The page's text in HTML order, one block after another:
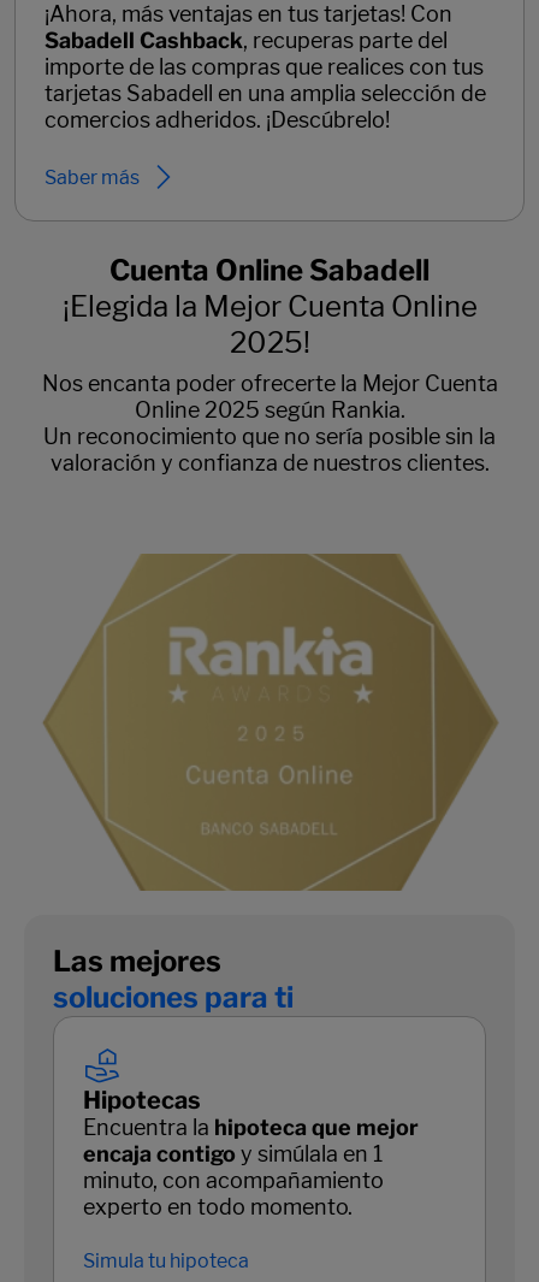
¡Ahora, más ventajas en tus tarjetas! Con
Sabadell Cashback, recuperas parte del
importe de las compras que realices con tus
tarjetas Sabadell en una amplia selección de
comercios adheridos. ¡Descúbrelo!
Saber más
Cuenta Online Sabadell
¡Elegida la Mejor Cuenta Online
2025!
Nos encanta poder ofrecerte la Mejor Cuenta
Online 2025 según Rankia.
Un reconocimiento que no sería posible sin la
valoración y confianza de nuestros clientes.
Las mejores
soluciones para ti
Hipotecas
Encuentra la hipoteca que mejor
encaja contigo y simúlala en 1
minuto, con acompañamiento
experto en todo momento.
Simula tu hipoteca